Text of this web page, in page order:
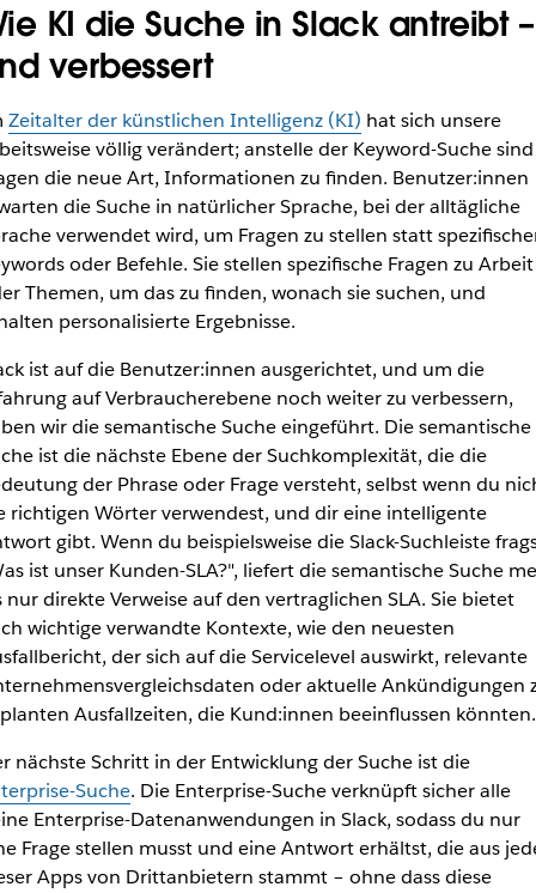
KI die Suche in Slack antreibt –
verbessert
Zeitalter der künstlichen Intelligenz (KI) hat sich unsere
völlig verändert; anstelle der Keyword-Suche sind
die neue Art, Informationen zu finden. Benutzer:innen
die Suche in natürlicher Sprache, bei der alltägliche
verwendet wird, um Fragen zu stellen statt
oder Befehle. Sie stellen spezifische Fragen zu Arbeit
Themen, um das zu finden, wonach sie suchen, und
personalisierte Ergebnisse.
ist auf die Benutzer:innen ausgerichtet, und um die
auf Verbraucherebene noch weiter zu verbessern,
wir die semantische Suche eingeführt. Die semantische
ist die nächste Ebene der Suchkomplexität, die die
der Phrase oder Frage versteht, selbst wenn du
richtigen Wörter verwendest, und dir eine intelligente
gibt. Wenn du beispielsweise die Slack-Suchleiste
ist unser Kunden-SLA?", liefert die semantische Suche
nur direkte Verweise auf den vertraglichen SLA. Sie bietet
wichtige verwandte Kontexte, wie den neuesten
der sich auf die Servicelevel auswirkt, relevante
oder aktuelle Ankündigungen
Ausfallzeiten, die Kund:innen beeinflussen könnten.
nächste Schritt in der Entwicklung der Suche ist die
Suche. Die Enterprise-Suche verknüpft sicher alle
Enterprise-Datenanwendungen in Slack, sodass du nur
Frage stellen musst und eine Antwort erhältst, die aus
Apps von Drittanbietern stammt – ohne dass diese